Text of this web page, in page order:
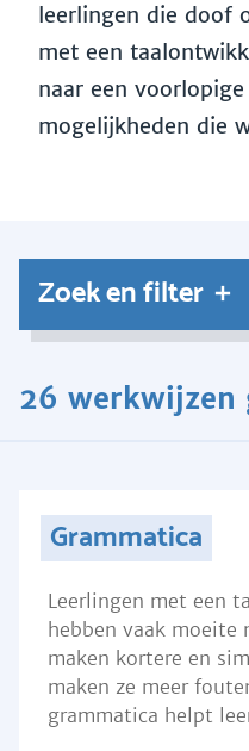
leerlingen die doof
met een
naar een
mogelijkheden die
Zoek en filter
26 werkwijzen
Grammatica
Leerlingen met een
hebben vaak moeite
maken kortere en
maken ze meer
grammatica helpt